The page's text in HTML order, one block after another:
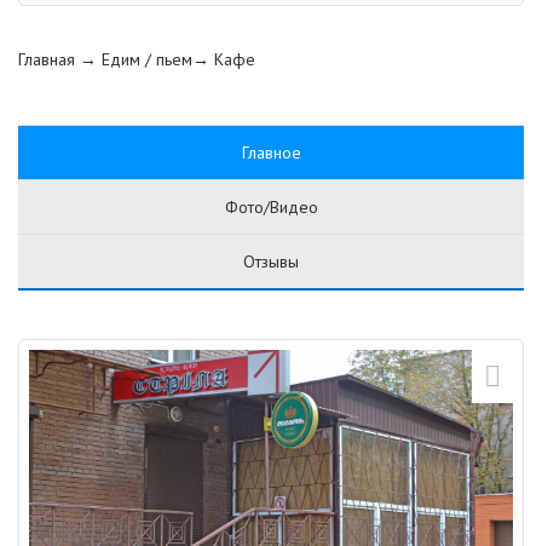
Главная → Едим / пьем→ Кафе
Главное
Фото/Видео
Отзывы